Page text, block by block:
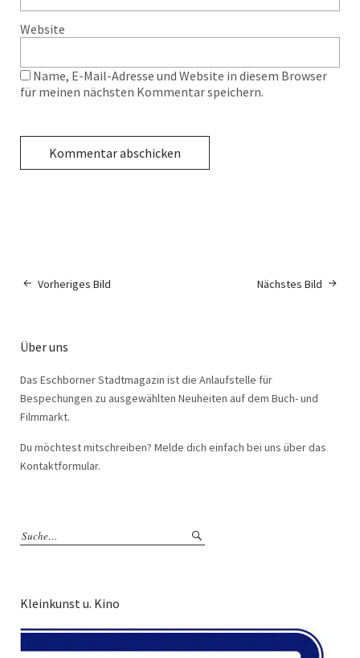
Website
Name, E-Mail-Adresse und Website in diesem Browser
für meinen nächsten Kommentar speichern.
Nächstes Bild
Vorheriges Bild
Über uns
Das Eschborner Stadtmagazin ist die Anlaufstelle für
Bespechungen zu ausgewählten Neuheiten auf dem Buch- und
Filmmarkt.
Du möchtest mitschreiben? Melde dich einfach bei uns über das
Kontaktformular.
Kleinkunst u. Kino